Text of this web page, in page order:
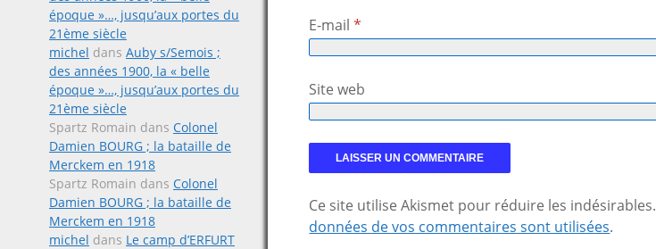
époque »…, jusqu’aux portes du
21ème siècle
michel dans Auby s/Semois ;
des années 1900, la « belle
époque »…, jusqu’aux portes du
21ème siècle
Spartz Romain dans Colonel
Damien BOURG ; la bataille de
Merckem en 1918
Spartz Romain dans Colonel
Damien BOURG ; la bataille de
Merckem en 1918
michel dans Le camp d’ERFURT
E-mail*
Site web
Ce site utilise Akismet pour réduire les indésirables.
données de vos commentaires sont utilisées.